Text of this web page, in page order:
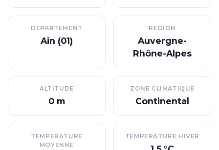
DEPARTEMENT
Ain (01)
REGION
Auvergne-
Rhône-Alpes
ALTITUDE
0 m
ZONE CLIMATIQUE
Continental
TEMPERATURE
MOYENNE
TEMPERATURE HIVER